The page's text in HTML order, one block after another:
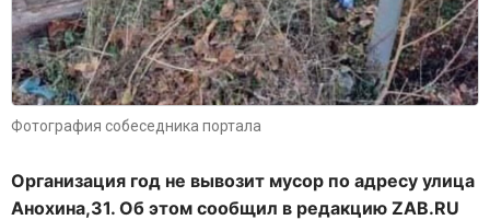
Фотография собеседника портала
Организация год не вывозит мусор по адресу улица
Анохина,31. Об этом сообщил в редакцию ZAB.RU